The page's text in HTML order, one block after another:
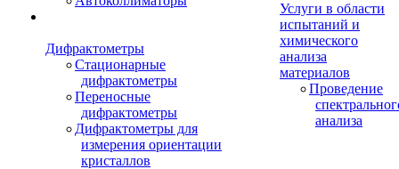
Дифрактометры
Стационарные
дифрактометры
Переносные
дифрактометры
Дифрактометры для
измерения ориентации
кристаллов
Услуги в области
испытаний и
химического
анализа
материалов
Проведение
анализа